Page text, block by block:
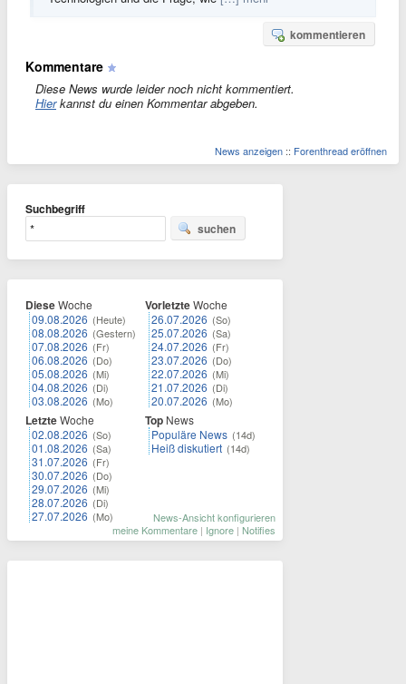
kommentieren
Kommentare
Diese News wurde leider noch nicht kommentiert.
Hierkannst du einen Kommentar abgeben.
News anzeigen :: Forenthread eröffnen
Suchbegriff
suchen
DieseWoche
09.08.2026 (Heute)
08.08.2026 (Gestern)
07.08.2026 (Fr)
06.08.2026 (Do)
05.08.2026 (Mi)
04.08.2026 (Di)
03.08.2026 (Mo)
LetzteWoche
02.08.2026 (So)
01.08.2026 (Sa)
31.07.2026 (Fr)
30.07.2026 (Do)
29.07.2026 (Mi)
28.07.2026 (Di)
27.07.2026 (Mo)
VorletzteWoche
26.07.2026 (So)
25.07.2026 (Sa)
24.07.2026 (Fr)
23.07.2026 (Do)
22.07.2026 (Mi)
21.07.2026 (Di)
20.07.2026 (Mo)
Top News
Populäre News (14d)
Heiß diskutiert (14d)
News-Ansicht konfigurieren
meine Kommentare | Ignore | Notifies